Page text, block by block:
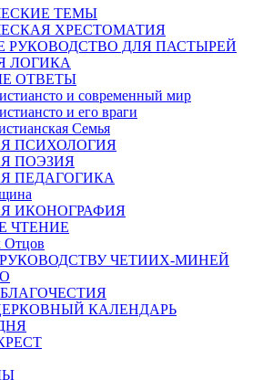
ТЕМЫ
ХРЕСТОМАТИЯ
РУКОВОДСТВО ДЛЯ ПАСТЫРЕЙ
ЛОГИКА
ОТВЕТЫ
и современный мир
и его враги
Семья
ПСИХОЛОГИЯ
ПОЭЗИЯ
ПЕДАГОГИКА
ИКОНОГРАФИЯ
ЧТЕНИЕ
Отцов
ЧЕТИИХ-МИНЕЙ
КАЛЕНДАРЬ